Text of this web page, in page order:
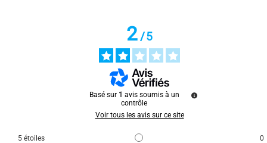
Qualité médiocre et aucune précision de la provenance de
, suite à une expérience du13/01/2026
2/5
Basé sur 1 avis soumis à un
contrôle
Voir tous les avis sur ce site
5 étoiles
0